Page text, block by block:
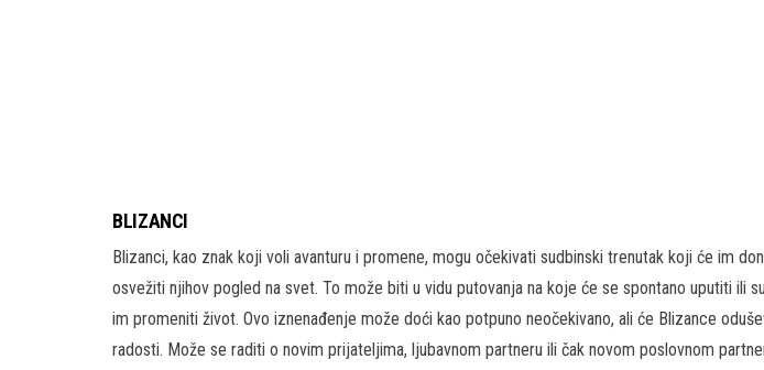
BLIZANCI
Blizanci, kao znak koji voli avanturu i promene, mogu očekivati sudbinski trenutak koji će im
osvežiti njihov pogled na svet. To može biti u vidu putovanja na koje će se spontano uputiti ili
im promeniti život. Ovo iznenađenje može doći kao potpuno neočekivano, ali će Blizance
radosti. Može se raditi o novim prijateljima, ljubavnom partneru ili čak novom poslovnom